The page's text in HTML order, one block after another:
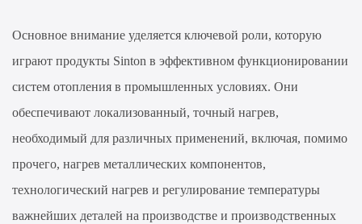
Основное внимание уделяется ключевой роли, которую
играют продукты Sinton в эффективном функционировании
систем отопления в промышленных условиях. Они
обеспечивают локализованный, точный нагрев,
необходимый для различных применений, включая, помимо
прочего, нагрев металлических компонентов,
технологический нагрев и регулирование температуры
важнейших деталей на производстве и производственных